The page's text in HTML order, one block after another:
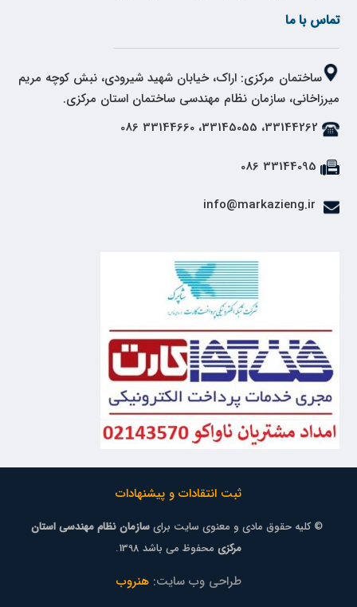
تماس با ما
ساختمان مرکزی: اراک، خیابان شهید شیرودی، نبش کوچه مریم
میرزاخانی، سازمان نظام مهندسی ساختمان استان مرکزی.
33144262، 33145055، 33144660 086
33144095 086
ثبت انتقادات و پیشنهادات
© کلیه حقوق مادی و معنوی سایت برایسازمان نظام مهندسی استان
مرکزی محفوظ می باشد 1398.
طراحی وب سایت:هنروب